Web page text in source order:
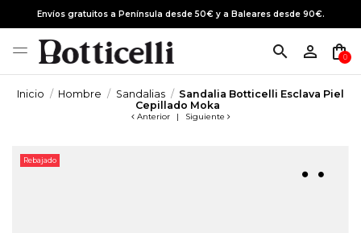
Envíos gratuitos a Península desde 50€ y a Baleares desde 90€.
search person_outline shopping_bag
0
Inicio Hombre Sandalias
Sandalia Botticelli Esclava Piel
Cepillado Moka
Anterior | Siguiente
Rebajado